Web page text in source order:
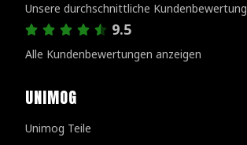
Unsere durchschnittliche Kundenbewertung
9.5
Alle Kundenbewertungen anzeigen
UNIMOG
Unimog Teile